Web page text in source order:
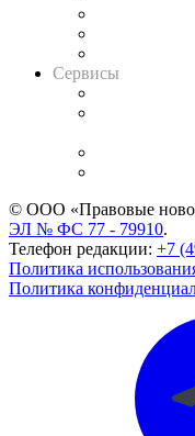
Сервисы
© ООО «Правовые
ЭЛ № ФС 77 - 79910.
Телефон редакции: +7
Политика
Политика